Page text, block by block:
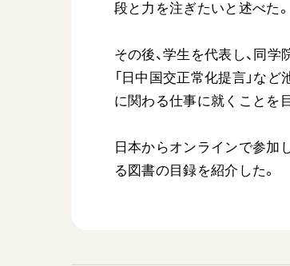
段と力を注ぎたいと述べた。
その後、学生を代表し、同
「日中国交正常化提言」な
に関わる仕事に就くことを
日本からオンラインで参加
る図書の目録を紹介した。